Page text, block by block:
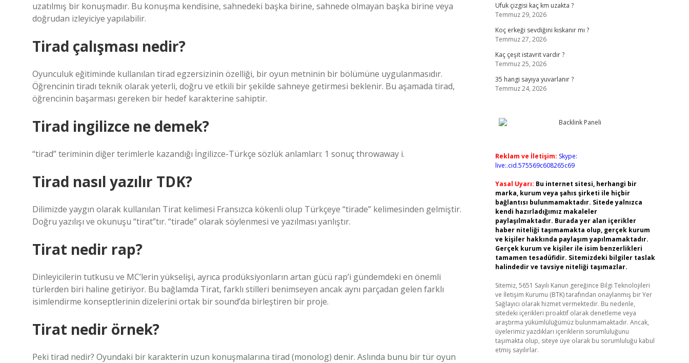
uzatılmış bir konuşmadır. Bu konuşma kendisine, sahnedeki başka birine, sahnede olmayan başka birine veya
doğrudan izleyiciye yapılabilir.
Tirad çalışması nedir?
Oyunculuk eğitiminde kullanılan tirad egzersizinin özelliği, bir oyun metninin bir bölümüne uygulanmasıdır.
Öğrencinin tiradı teknik olarak yeterli, doğru ve etkili bir şekilde sahneye getirmesi beklenir. Bu aşamada tirad,
öğrencinin başarması gereken bir hedef karakterine sahiptir.
Tirad ingilizce ne demek?
“tirad” teriminin diğer terimlerle kazandığı İngilizce-Türkçe sözlük anlamları: 1 sonuç throwaway i.
Tirad nasıl yazılır TDK?
Dilimizde yaygın olarak kullanılan Tirat kelimesi Fransızca kökenli olup Türkçeye “tirade” kelimesinden gelmiştir.
Doğru yazılışı ve okunuşu “tirat”tır. “tirade” olarak söylenmesi ve yazılması yanlıştır.
Tirat nedir rap?
Dinleyicilerin tutkusu ve MC’lerin yükselişi, ayrıca prodüksiyonların artan gücü rap’i gündemdeki en önemli
türlerden biri haline getiriyor. Bu bağlamda Tirat, farklı stilleri benimseyen ancak aynı parçadan gelen farklı
isimlendirme konseptlerinin dizelerini ortak bir sound’da birleştiren bir proje.
Tirat nedir örnek?
Peki tirad nedir? Oyundaki bir karakterin uzun konuşmalarına tirad (monolog) denir. Aslında bunu bir tür oyun
Ufuk çizgisi kaç km uzakta ?
Temmuz 29, 2026
Koç erkeği sevdiğini kıskanır mı ?
Temmuz 27, 2026
Kaç çeşit istavrit vardır ?
Temmuz 25, 2026
35 hangi sayıya yuvarlanır ?
Temmuz 24, 2026
Reklam ve İletişim: Skype:
live:.cid.575569c608265c69
Yasal Uyarı: Bu internet sitesi, herhangi bir
marka, kurum veya şahıs şirketi ile hiçbir
bağlantısı bulunmamaktadır. Sitede yalnızca
kendi hazırladığımız makaleler
paylaşılmaktadır. Burada yer alan içerikler
haber niteliği taşımamakta olup, gerçek kurum
ve kişiler hakkında paylaşım yapılmamaktadır.
Gerçek kurum ve kişiler ile isim benzerlikleri
tamamen tesadüfidir. Sitemizdeki bilgiler taslak
halindedir ve tavsiye niteliği taşımazlar.
Sitemiz, 5651 Sayılı Kanun gereğince Bilgi Teknolojileri
ve İletişim Kurumu (BTK) tarafından onaylanmış bir Yer
Sağlayıcı olarak hizmet vermektedir. Bu nedenle,
sitedeki içerikleri proaktif olarak denetleme veya
araştırma yükümlülüğümüz bulunmamaktadır. Ancak,
üyelerimiz yazdıkları içeriklerin sorumluluğunu
taşımakta olup, siteye üye olarak bu sorumluluğu kabul
etmiş sayılırlar.